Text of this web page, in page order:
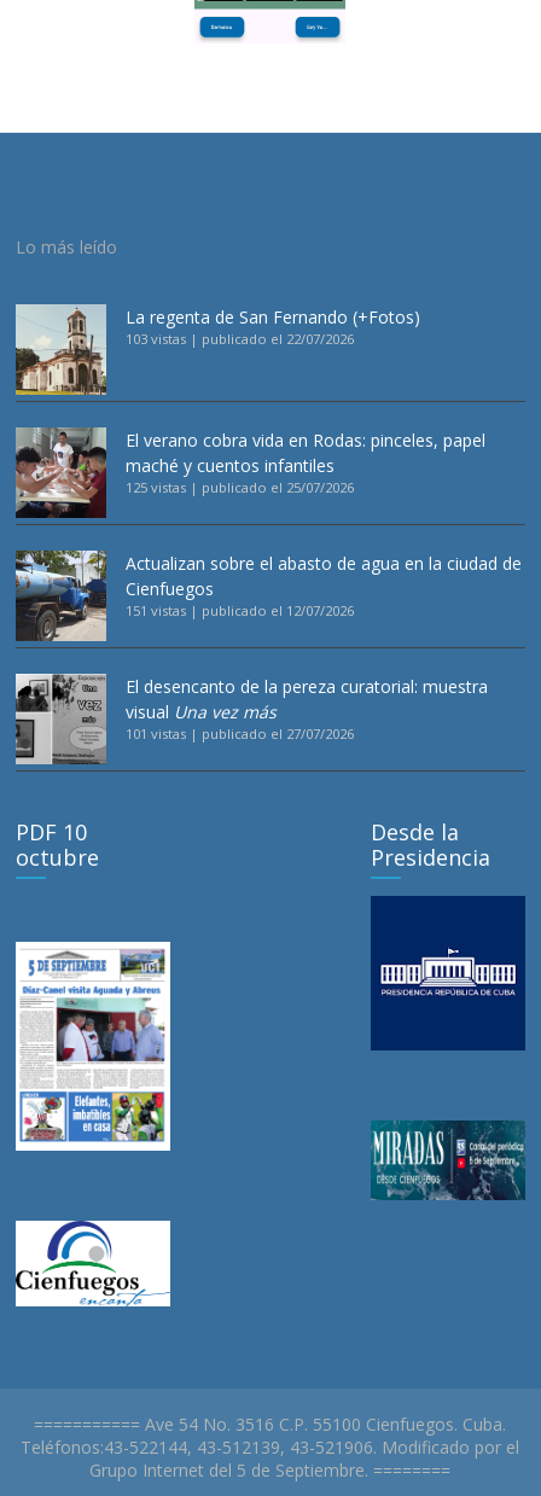
Lo más leído
La regenta de San Fernando (+Fotos)
103 vistas | publicado el 22/07/2026
El verano cobra vida en Rodas: pinceles, papel
maché y cuentos infantiles
125 vistas | publicado el 25/07/2026
Actualizan sobre el abasto de agua en la ciudad de
Cienfuegos
151 vistas | publicado el 12/07/2026
El desencanto de la pereza curatorial: muestra
visual Una vez más
101 vistas | publicado el 27/07/2026
PDF 10
octubre
Desde la
Presidencia
=========== Ave 54 No. 3516 C.P. 55100 Cienfuegos. Cuba.
Teléfonos:43-522144, 43-512139, 43-521906. Modificado por el
Grupo Internet del 5 de Septiembre. ========